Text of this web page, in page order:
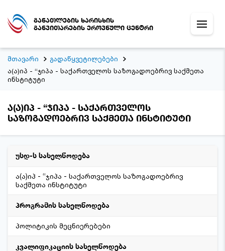
განათლების ხარისხის
განვითარების ეროვნული ცენტრი
მთავარი
გადაწყვეტილებები
ა(ა)იპ - “ჯიპა - საქართველოს საზოგადოებრივ საქმეთა
ინსტიტუტი
ა(ა)იპ - “ჯიპა - საქართველოს
საზოგადოებრივ საქმეთა ინსტიტუტი
უსდ-ს სახელწოდება
ა(ა)იპ - “ჯიპა - საქართველოს საზოგადოებრივ
საქმეთა ინსტიტუტი
პროგრამის სახელწოდება
პოლიტიკის მეცნიერებები
კვალიფიკაციის სახელწოდება